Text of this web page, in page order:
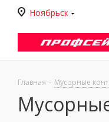
Ноябрьск
Главная - Мусорные